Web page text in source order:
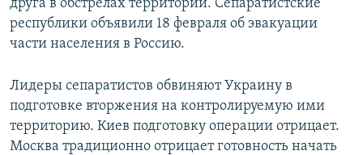
друга в обстрелах территории. Сепаратистские
республики объявили 18 февраля об эвакуации
части населения в Россию.
Лидеры сепаратистов обвиняют Украину в
подготовке вторжения на контролируемую ими
территорию. Киев подготовку операции отрицает.
Москва традиционно отрицает готовность начать